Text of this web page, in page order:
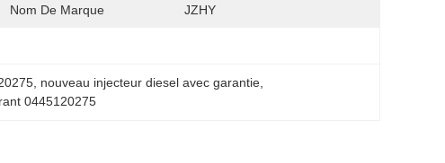
Nom De Marque JZHY
nouveau injecteur diesel avec garantie
0445120275